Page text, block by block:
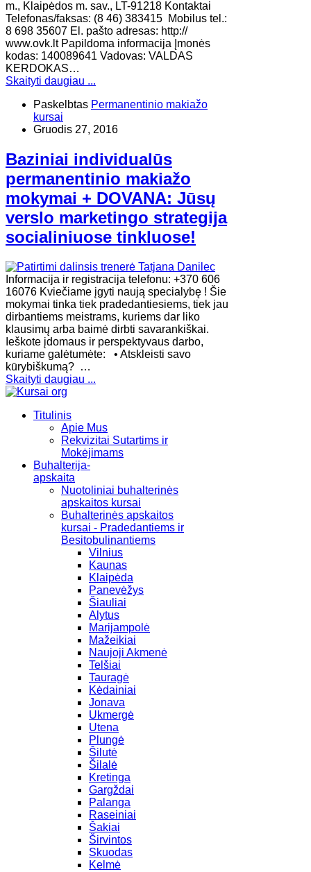
m., Klaipėdos m. sav., LT-91218 Kontaktai
Telefonas/faksas: (8 46) 383415 Mobilus tel.:
8 698 35607 El. pašto adresas: http://
www.ovk.lt Papildoma informacija Įmonės
kodas: 140089641 Vadovas: VALDAS
KERDOKAS…
Skaityti daugiau ...
Paskelbtas Permanentinio makiažo
kursai
Gruodis 27, 2016
Baziniai individualūs
permanentinio makiažo
mokymai + DOVANA: Jūsų
verslo marketingo strategija
socialiniuose tinkluose!
Informacija ir registracija telefonu: +370 606
16076 Kviečiame įgyti naują specialybę ! Šie
mokymai tinka tiek pradedantiesiems, tiek jau
dirbantiems meistrams, kuriems dar liko
klausimų arba baimė dirbti savarankiškai.
Ieškote įdomaus ir perspektyvaus darbo,
kuriame galėtumėte: • Atskleisti savo
kūrybiškumą? …
Skaityti daugiau ...
Titulinis
Apie Mus
Rekvizitai Sutartims ir
Mokėjimams
Buhalterija-
apskaita
Nuotoliniai buhalterinės
apskaitos kursai
Buhalterinės apskaitos
kursai - Pradedantiems ir
Besitobulinantiems
Vilnius
Kaunas
Klaipėda
Panevėžys
Šiauliai
Alytus
Marijampolė
Mažeikiai
Naujoji Akmenė
Telšiai
Tauragė
Kėdainiai
Jonava
Ukmergė
Utena
Plungė
Šilutė
Šilalė
Kretinga
Gargždai
Palanga
Raseiniai
Šakiai
Širvintos
Skuodas
Kelmė